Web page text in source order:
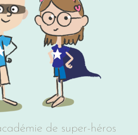
de super-héros